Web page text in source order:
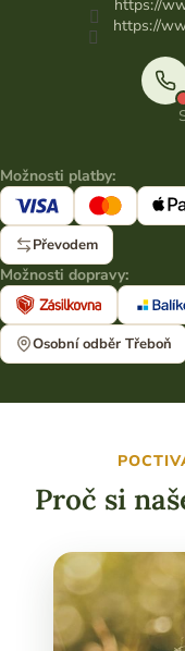
https://
https://
Možnosti platby:
Převodem
Možnosti dopravy:
Osobní odběr Třeboň
Proč si